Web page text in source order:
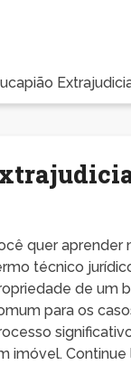
quer aprender
técnico
de um
para os
imóvel.